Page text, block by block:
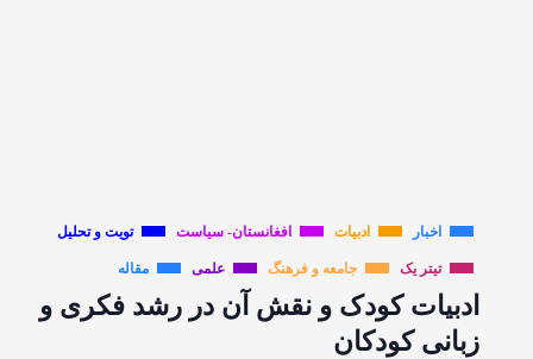
اخبار ادبیات افغانستان- سیاست تویت و تحلیل
تیتر یک جامعه و فرهنگ علمی مقاله
ادبیات کودک و نقش آن در رشد فکری و
زبانی کودکان